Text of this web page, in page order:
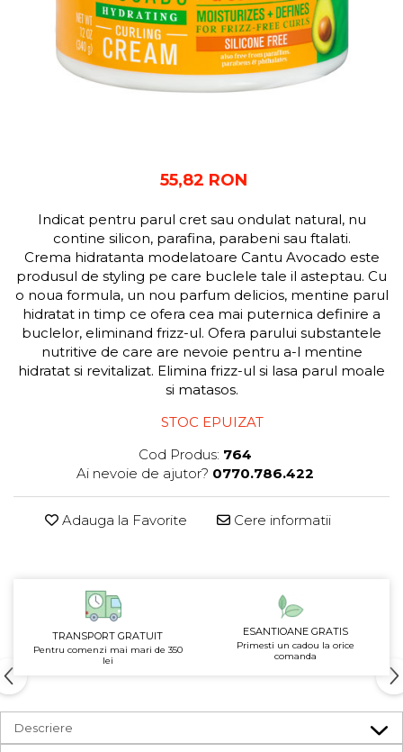
55,82 RON
Indicat pentru parul cret sau ondulat natural, nu
contine silicon, parafina, parabeni sau ftalati.
Crema hidratanta modelatoare Cantu Avocado este
produsul de styling pe care buclele tale il asteptau. Cu
o noua formula, un nou parfum delicios, mentine parul
hidratat in timp ce ofera cea mai puternica definire a
buclelor, eliminand frizz-ul. Ofera parului substantele
nutritive de care are nevoie pentru a-l mentine
hidratat si revitalizat. Elimina frizz-ul si lasa parul moale
si matasos.
STOC EPUIZAT
Cod Produs: 764
Ai nevoie de ajutor? 0770.786.422
Adauga la Favorite Cere informatii
TRANSPORT GRATUIT
Pentru comenzi mai mari de 350
lei
ESANTIOANE GRATIS
Primesti un cadou la orice
comanda
Descriere